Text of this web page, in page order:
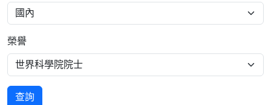
榮譽
查詢